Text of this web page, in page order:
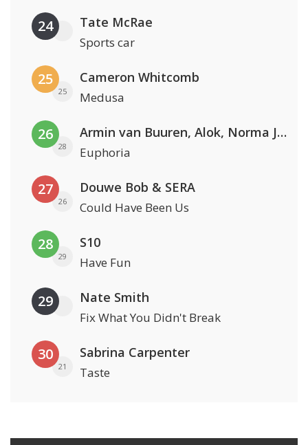
24 Tate McRae
Sports car
25
25
Cameron Whitcomb
Medusa
26
28
Armin van Buuren, Alok, Norma Jean Martine & LAWRENT
Euphoria
27
26
Douwe Bob & SERA
Could Have Been Us
28
29
S10
Have Fun
29 Nate Smith
Fix What You Didn't Break
30
21
Sabrina Carpenter
Taste